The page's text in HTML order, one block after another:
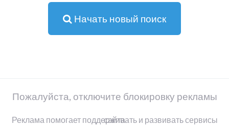
Начать новый поиск
Пожалуйста, отключите блокировку рекламы
Реклама помогает поддерживать и развивать сервисы сайта